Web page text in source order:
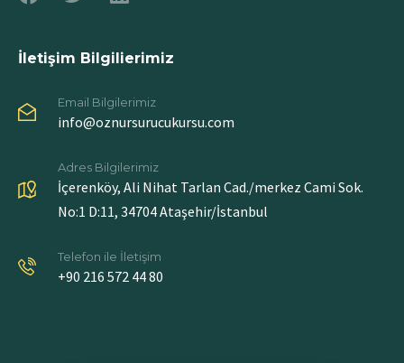
İletişim Bilgilierimiz
Email Bilgilerimiz
info@oznursurucukursu.com
Adres Bilgilerimiz
İçerenköy, Ali Nihat Tarlan Cad./merkez Cami Sok.
No:1 D:11, 34704 Ataşehir/İstanbul
Telefon ile İletişim
+90 216 572 44 80